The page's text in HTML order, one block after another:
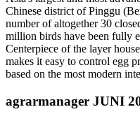
Chinese district of Pinggu
number of altogether 30
million birds have been fully
Centerpiece of the layer
makes it easy to control egg
based on the most modern
agrarmanager JUNI